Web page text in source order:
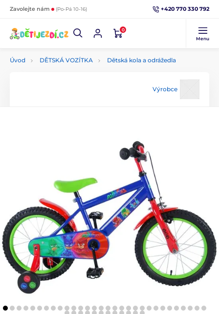
Zavolejte nám (Po-Pá 10-16) +420 770 330 792
0
Menu
Úvod DĚTSKÁ VOZÍTKA Dětská kola a odrážedla
Výrobce